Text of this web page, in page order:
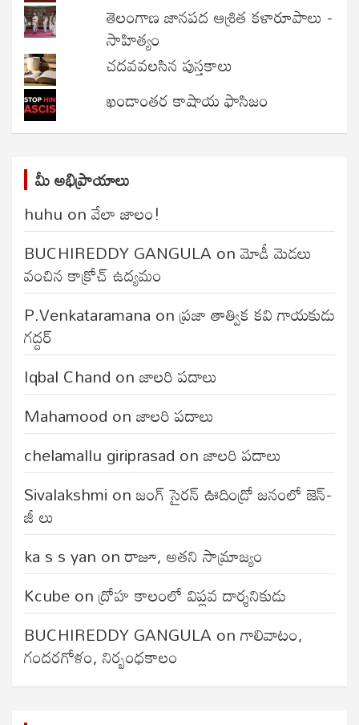
తెలంగాణ జానపద ఆశ్రిత కళారూపాలు -
సాహిత్యం
చదవవలసిన పుస్తకాలు
ఖండాంతర కాషాయ ఫాసిజం
మీ అభిప్రాయాలు
huhu onవేలా జాలం!
BUCHIREDDY GANGULA onమోడీ మెడలు
వంచిన కాక్రోచ్ ఉద్యమం
P.Venkataramana onప్రజా తాత్విక కవి గాయకుడు
గద్దర్
Iqbal Chand onజాలరి పదాలు
Mahamood onజాలరి పదాలు
chelamallu giriprasad onజాలరి పదాలు
Sivalakshmi onజంగ్‌ సైరన్‌ ఊదిండ్రో జనంలో జెన్-
జీ లు
ka s s yan onరాజూ, అతని సామ్రాజ్యం
Kcubeonద్రోహ కాలంలో విప్లవ దార్శనికుడు
BUCHIREDDY GANGULA onగాలివాటం,
గందరగోళం, నిర్బంధకాలం